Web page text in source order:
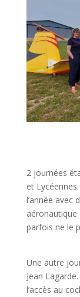
2 journées
et
l’année avec
aéronautique
parfois ne le
Une autre
Jean
l’accès au